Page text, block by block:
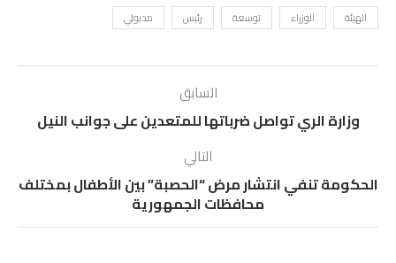
الهيئة الوزراء توسعة رئيس مدبولي
السابق
وزارة الري تواصل ضرباتها للمتعدين على جوانب النيل
التالي
الحكومة تنفي انتشار مرض “الحصبة” بين الأطفال بمختلف
محافظات الجمهورية